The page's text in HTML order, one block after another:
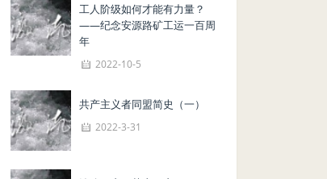
工人阶级如何才能有力量？
——纪念安源路矿工运一百周
年
2022-10-5
共产主义者同盟简史（一）
2022-3-31